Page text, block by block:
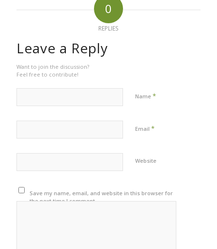
0
REPLIES
Leave a Reply
Want to join the discussion?
Feel free to contribute!
Name *
Email *
Website
Save my name, email, and website in this browser for
the next time I comment.